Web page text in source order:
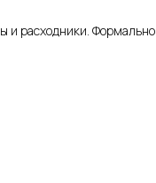
и расходники. Формально